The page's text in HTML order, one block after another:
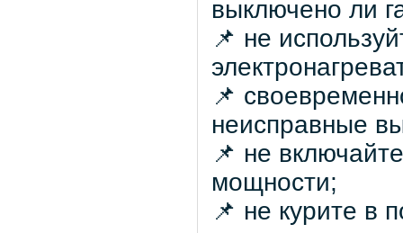
выключено ли
📌 не
📌
неисправные
📌 не
мощности;
📌 не курите в